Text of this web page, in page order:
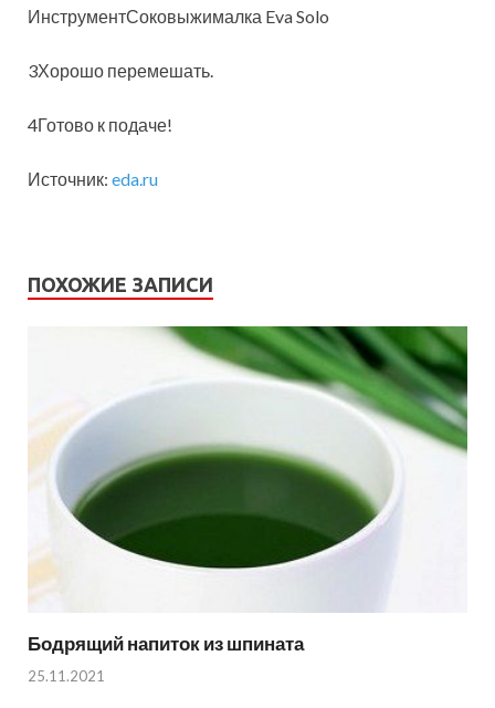
ИнструментСоковыжималка Eva Solo
3Хорошо перемешать.
4Готово к подаче!
Источник: eda.ru
ПОХОЖИЕ ЗАПИСИ
Бодрящий напиток из шпината
25.11.2021